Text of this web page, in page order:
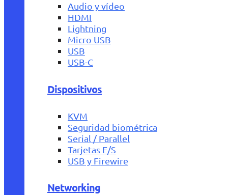
Audio y vídeo
HDMI
Lightning
Micro USB
USB
USB-C
Dispositivos
KVM
Seguridad biométrica
Serial / Parallel
Tarjetas E/S
USB y Firewire
Networking